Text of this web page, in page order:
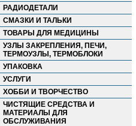
РАДИОДЕТАЛИ
СМАЗКИ И ТАЛЬКИ
ТОВАРЫ ДЛЯ МЕДИЦИНЫ
УЗЛЫ ЗАКРЕПЛЕНИЯ, ПЕЧИ,
ТЕРМОУЗЛЫ, ТЕРМОБЛОКИ
УПАКОВКА
УСЛУГИ
ХОББИ И ТВОРЧЕСТВО
ЧИСТЯЩИЕ СРЕДСТВА И
МАТЕРИАЛЫ ДЛЯ
ОБСЛУЖИВАНИЯ